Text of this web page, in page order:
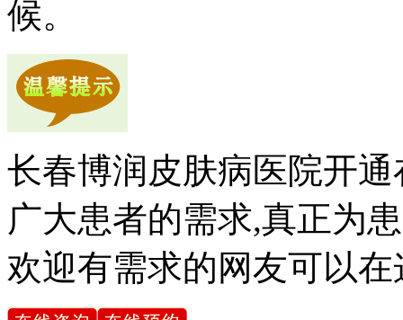
候。
长春博润皮肤病医院开
广大患者的需求,真正为
欢迎有需求的网友可以